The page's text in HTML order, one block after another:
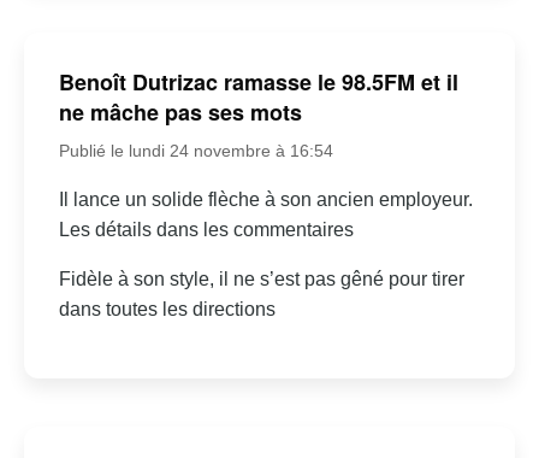
Benoît Dutrizac ramasse le 98.5FM et il
ne mâche pas ses mots
Publié le lundi 24 novembre à 16:54
Il lance un solide flèche à son ancien employeur.
Les détails dans les commentaires
Fidèle à son style, il ne s’est pas gêné pour tirer
dans toutes les directions